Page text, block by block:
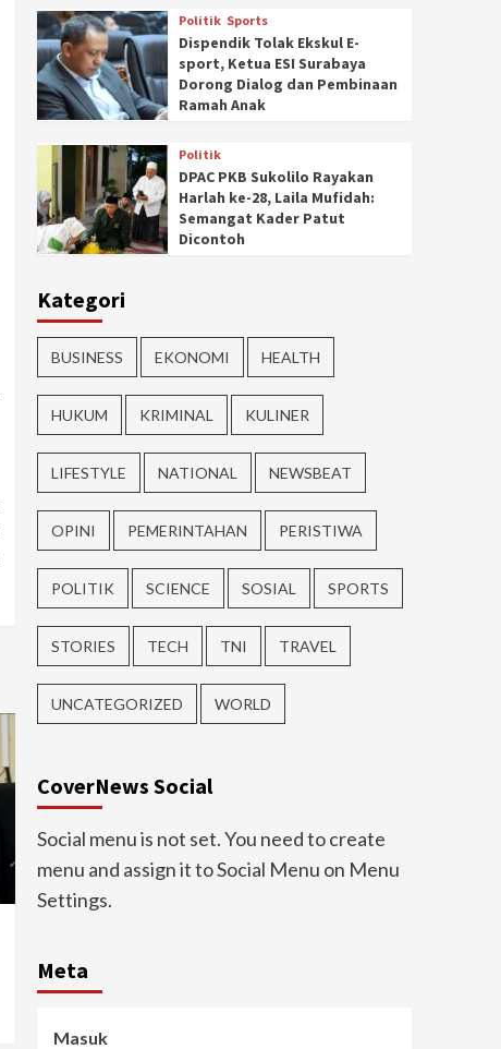
Politik Sports
Dispendik Tolak Ekskul E-
sport, Ketua ESI Surabaya
Dorong Dialog dan Pembinaan
Ramah Anak
Politik
DPAC PKB Sukolilo Rayakan
Harlah ke-28, Laila Mufidah:
Semangat Kader Patut
Dicontoh
Kategori
BUSINESS EKONOMI HEALTH
HUKUM KRIMINAL KULINER
LIFESTYLE NATIONAL NEWSBEAT
OPINI PEMERINTAHAN PERISTIWA
POLITIK SCIENCE SOSIAL SPORTS
STORIES TECH TNI TRAVEL
UNCATEGORIZED WORLD
CoverNews Social
Social menu is not set. You need to create
menu and assign it to Social Menu on Menu
Settings.
Meta
Masuk